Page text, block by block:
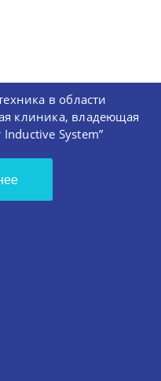
в области
клиника, владеющая
System”